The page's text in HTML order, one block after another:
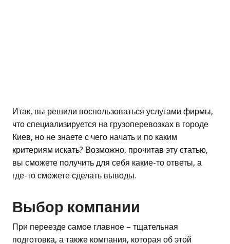
Итак, вы решили воспользоваться услугами фирмы,
что специализируется на грузоперевозках в городе
Киев, но не знаете с чего начать и по каким
критериям искать? Возможно, прочитав эту статью,
вы сможете получить для себя какие-то ответы, а
где-то сможете сделать выводы.
Выбор компании
При переезде самое главное – тщательная
подготовка, а также компания, которая об этой